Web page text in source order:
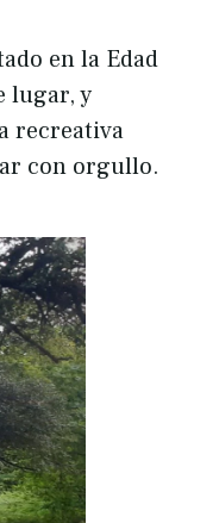
en la Edad
lugar, y
recreativa
con orgullo.